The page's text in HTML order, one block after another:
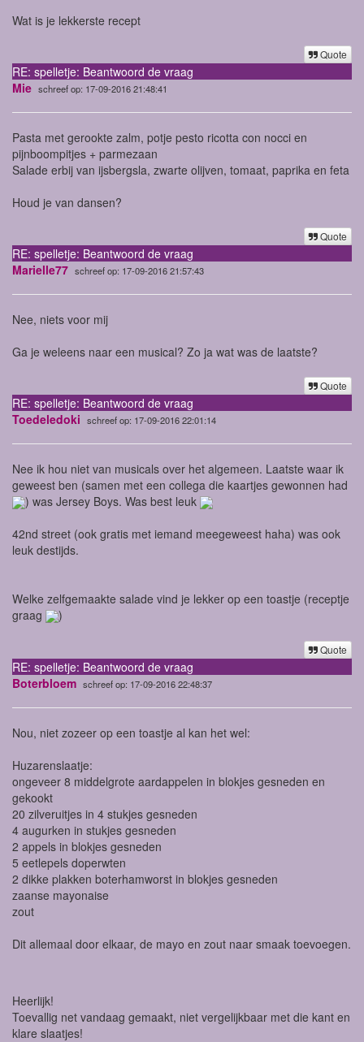
Wat is je lekkerste recept
Quote
RE: spelletje: Beantwoord de vraag
Mie schreef op: 17-09-2016 21:48:41
Pasta met gerookte zalm, potje pesto ricotta con nocci en
pijnboompitjes + parmezaan
Salade erbij van ijsbergsla, zwarte olijven, tomaat, paprika en feta
Houd je van dansen?
Quote
RE: spelletje: Beantwoord de vraag
Marielle77 schreef op: 17-09-2016 21:57:43
Nee, niets voor mij
Ga je weleens naar een musical? Zo ja wat was de laatste?
Quote
RE: spelletje: Beantwoord de vraag
Toedeledoki schreef op: 17-09-2016 22:01:14
Nee ik hou niet van musicals over het algemeen. Laatste waar ik
geweest ben (samen met een collega die kaartjes gewonnen had
) was Jersey Boys. Was best leuk
42nd street (ook gratis met iemand meegeweest haha) was ook
leuk destijds.
Welke zelfgemaakte salade vind je lekker op een toastje (receptje
graag
)
Quote
RE: spelletje: Beantwoord de vraag
Boterbloem schreef op: 17-09-2016 22:48:37
Nou, niet zozeer op een toastje al kan het wel:
Huzarenslaatje:
ongeveer 8 middelgrote aardappelen in blokjes gesneden en
gekookt
20 zilveruitjes in 4 stukjes gesneden
4 augurken in stukjes gesneden
2 appels in blokjes gesneden
5 eetlepels doperwten
2 dikke plakken boterhamworst in blokjes gesneden
zaanse mayonaise
zout
Dit allemaal door elkaar, de mayo en zout naar smaak toevoegen.
Heerlijk!
Toevallig net vandaag gemaakt, niet vergelijkbaar met die kant en
klare slaatjes!